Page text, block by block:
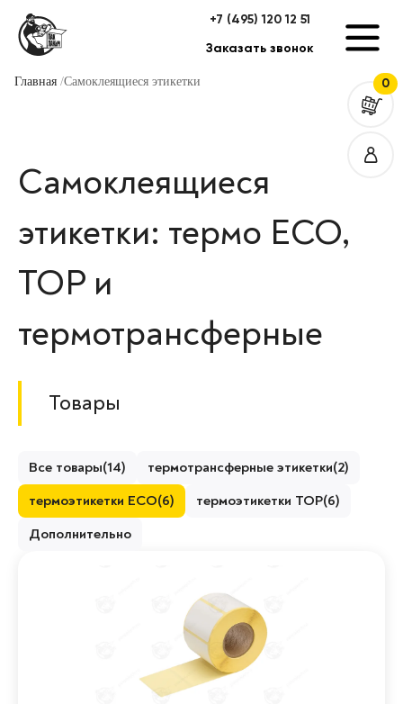
+7 (495) 120 12 51
Заказать звонок
0
Главная Самоклеящиеся этикетки
Самоклеящиеся
этикетки: термо ECO,
TOP и
термотрансферные
Товары
Все товары(14) термотрансферные этикетки(2)
термоэтикетки ECO(6) термоэтикетки TOP(6)
Дополнительно